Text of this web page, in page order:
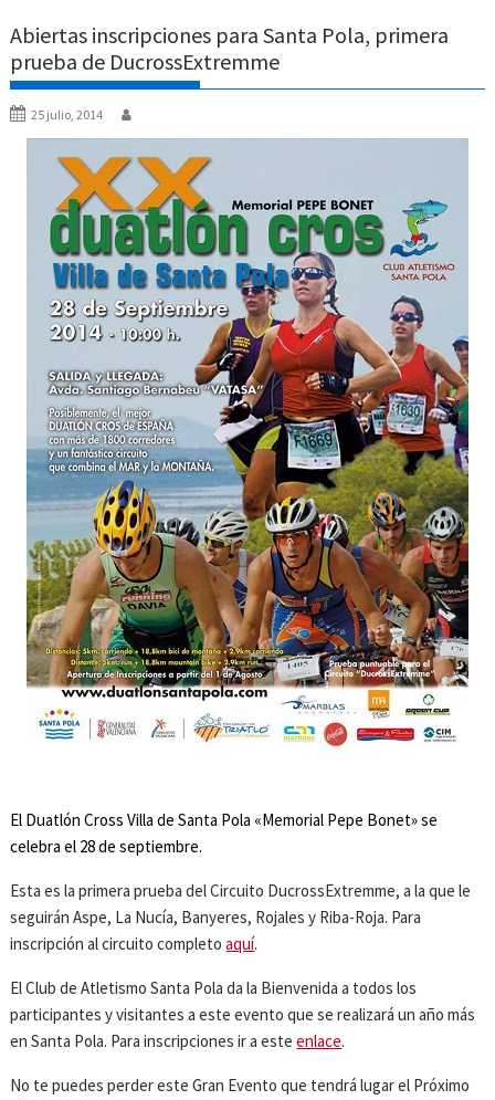
Abiertas inscripciones para Santa Pola, primera
prueba de DucrossExtremme
25 julio, 2014
El Duatlón Cross Villa de Santa Pola «Memorial Pepe Bonet» se
celebra el 28 de septiembre.
Esta es la primera prueba del Circuito DucrossExtremme, a la que le
seguirán Aspe, La Nucía, Banyeres, Rojales y Riba-Roja. Para
inscripción al circuito completoaquí.
El Club de Atletismo Santa Pola da la Bienvenida a todos los
participantes y visitantes a este evento que se realizará un año más
en Santa Pola. Para inscripciones ir a esteenlace.
No te puedes perder este Gran Evento que tendrá lugar el Próximo